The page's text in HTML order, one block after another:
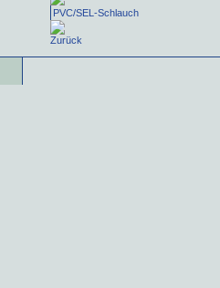
PVC/SEL-Schlauch
Zurück